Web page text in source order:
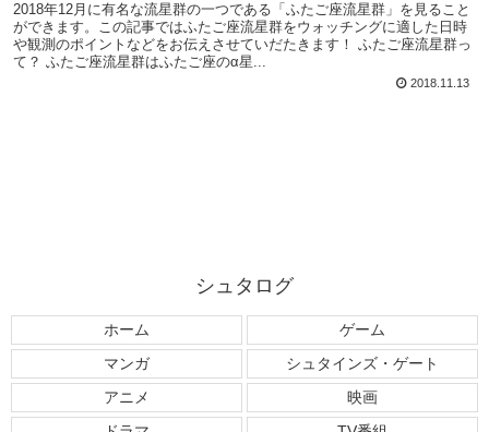
2018年12月に有名な流星群の一つである「ふたご座流星群」を見ること
ができます。この記事ではふたご座流星群をウォッチングに適した日時
や観測のポイントなどをお伝えさせていだたきます！ ふたご座流星群っ
て？ ふたご座流星群はふたご座のα星...
2018.11.13
シュタログ
ホーム
ゲーム
マンガ
シュタインズ・ゲート
アニメ
映画